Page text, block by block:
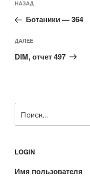
по
записям
Предыдущая
запись:
НАЗАД
Ботаники — 364
Следующая
запись
ДАЛЕЕ
DIM, отчет 497
LOGIN
Имя пользователя